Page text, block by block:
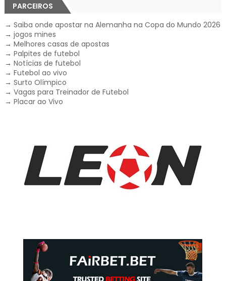
PARCEIROS
→ Saiba onde apostar na Alemanha na Copa do Mundo 2026
→ jogos mines
→ Melhores casas de apostas
→ Palpites de futebol
→ Notícias de futebol
→ Futebol ao vivo
→ Surto Olímpico
→ Vagas para Treinador de Futebol
→ Placar ao Vivo